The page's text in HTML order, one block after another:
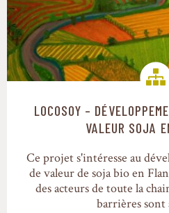
Chaînes de
LOCOSOY –
VALEUR SOJA
Ce projet s'intéresse au
de valeur de soja bio en
des acteurs de toute la
barrières sont